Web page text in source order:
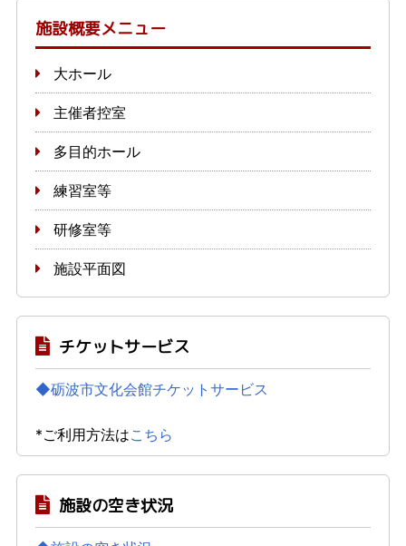
施設概要メニュー
大ホール
主催者控室
多目的ホール
練習室等
研修室等
施設平面図
チケットサービス
◆砺波市文化会館チケットサービス
*ご利用方法はこちら
施設の空き状況